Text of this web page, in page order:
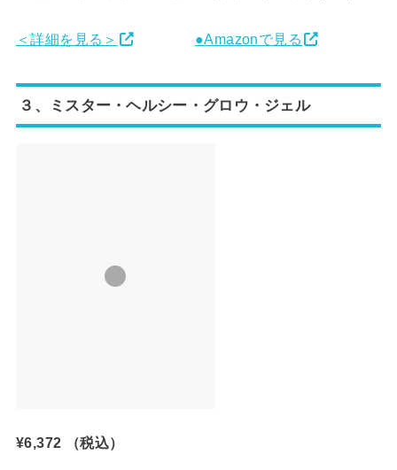
＜詳細を見る＞ ●Amazonで見る
３、ミスター・ヘルシー・グロウ・ジェル
¥6,372 （税込）